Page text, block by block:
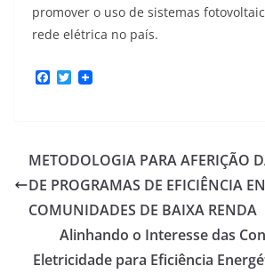
promover o uso de sistemas
rede elétrica no país.
o
k
T
r
METODOLOGIA PARA AFERIÇÃO
DE PROGRAMAS DE EFICIÊNCIA
COMUNIDADES DE BAIXA RENDA
Alinhando o Interesse das
Eletricidade para Eficiência